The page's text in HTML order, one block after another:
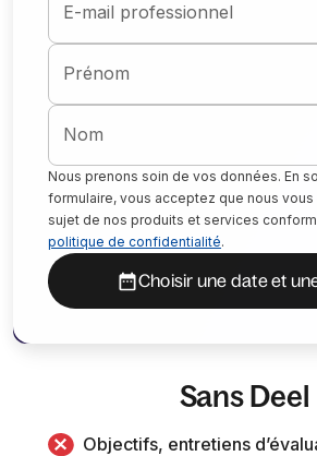
E-mail professionnel
Prénom
Nom
Nous prenons soin de vos données. En
formulaire, vous acceptez que nous vous
sujet de nos produits et services
politique de confidentialité.
Choisir une date et
Sans Deel
Objectifs, entretiens